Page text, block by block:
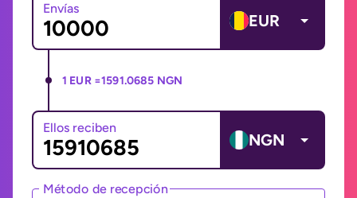
Envías
EUR
1 EUR =1591.0685 NGN
Ellos reciben
NGN
Método de recepción